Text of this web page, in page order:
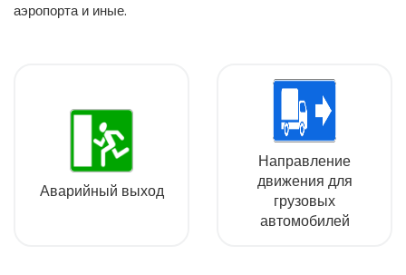
аэропорта и иные.
Аварийный выход
Направление
движения для
грузовых
автомобилей